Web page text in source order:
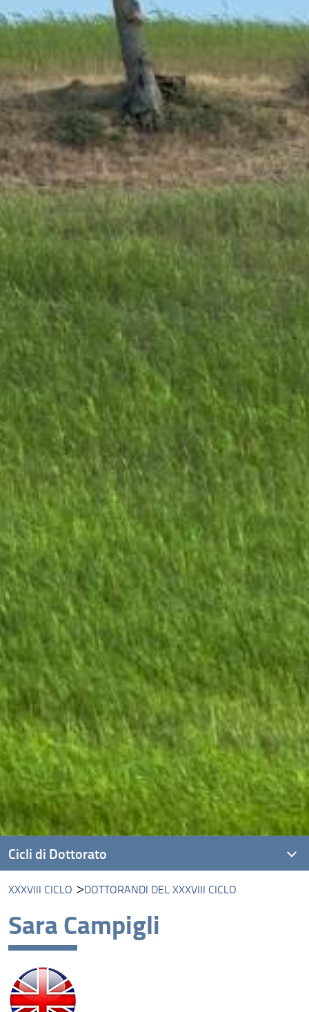
XXXVIII CICLO DOTTORANDI DEL XXXVIII CICLO
Sara Campigli
Cicli di Dottorato
XLI ciclo
XL ciclo
XXXIX ciclo
XXXVIII ciclo